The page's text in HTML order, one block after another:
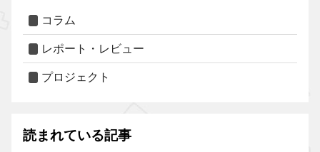
コラム
レポート・レビュー
プロジェクト
読まれている記事